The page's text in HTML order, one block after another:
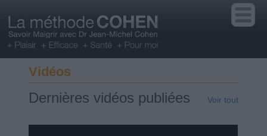
Vidéos
Dernières vidéos publiées Voir tout